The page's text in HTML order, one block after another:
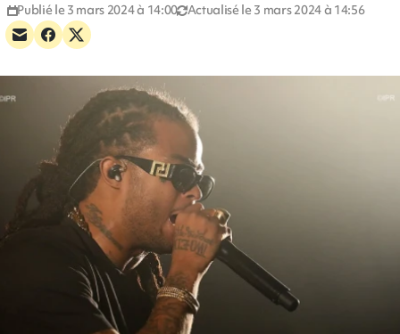
Publié le 3 mars 2024 à 14:00 Actualisé le 3 mars 2024 à 14:56